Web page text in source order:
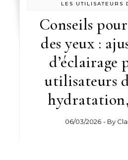
LES UTILISATEURS
Conseils
des yeux :
d’éclairage
utilisateurs
hydratation,
06/03/2026 - By